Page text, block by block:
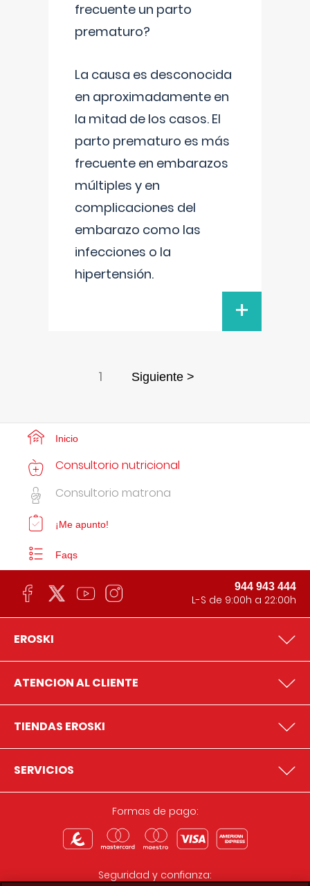
frecuente un parto
prematuro?
La causa es desconocida
en aproximadamente en
la mitad de los casos. El
parto prematuro es más
frecuente en embarazos
múltiples y en
complicaciones del
embarazo como las
infecciones o la
hipertensión.
+
1 Siguiente >
Inicio
Consultorio nutricional
Consultorio matrona
¡Me apunto!
Faqs
944 943 444
L-S de 9:00h a 22:00h
EROSKI
ATENCION AL CLIENTE
TIENDAS EROSKI
SERVICIOS
Formas de pago:
Seguridad y confianza: